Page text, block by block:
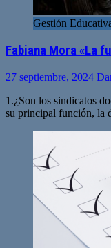
Gestión
Fabiana Mora «La
27 septiembre, 2024
1.¿Son los sindicatos
su principal función, la